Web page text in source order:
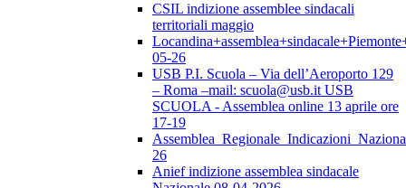
CSIL indizione assemblee sindacali
territoriali maggio
05-26
USB P.I. Scuola – Via dell’Aeroporto 129
– Roma –mail: scuola@usb.it USB
SCUOLA - Assemblea online 13 aprile ore
17-19
26
Anief indizione assemblea sindacale